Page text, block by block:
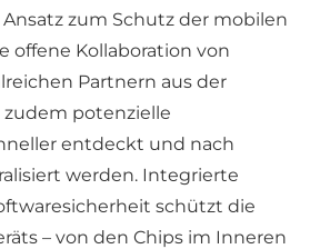
zum Schutz der mobilen
offene Kollaboration von
Partnern aus der
potenzielle
entdeckt und nach
werden. Integrierte
schützt die
– von den Chips im Inneren